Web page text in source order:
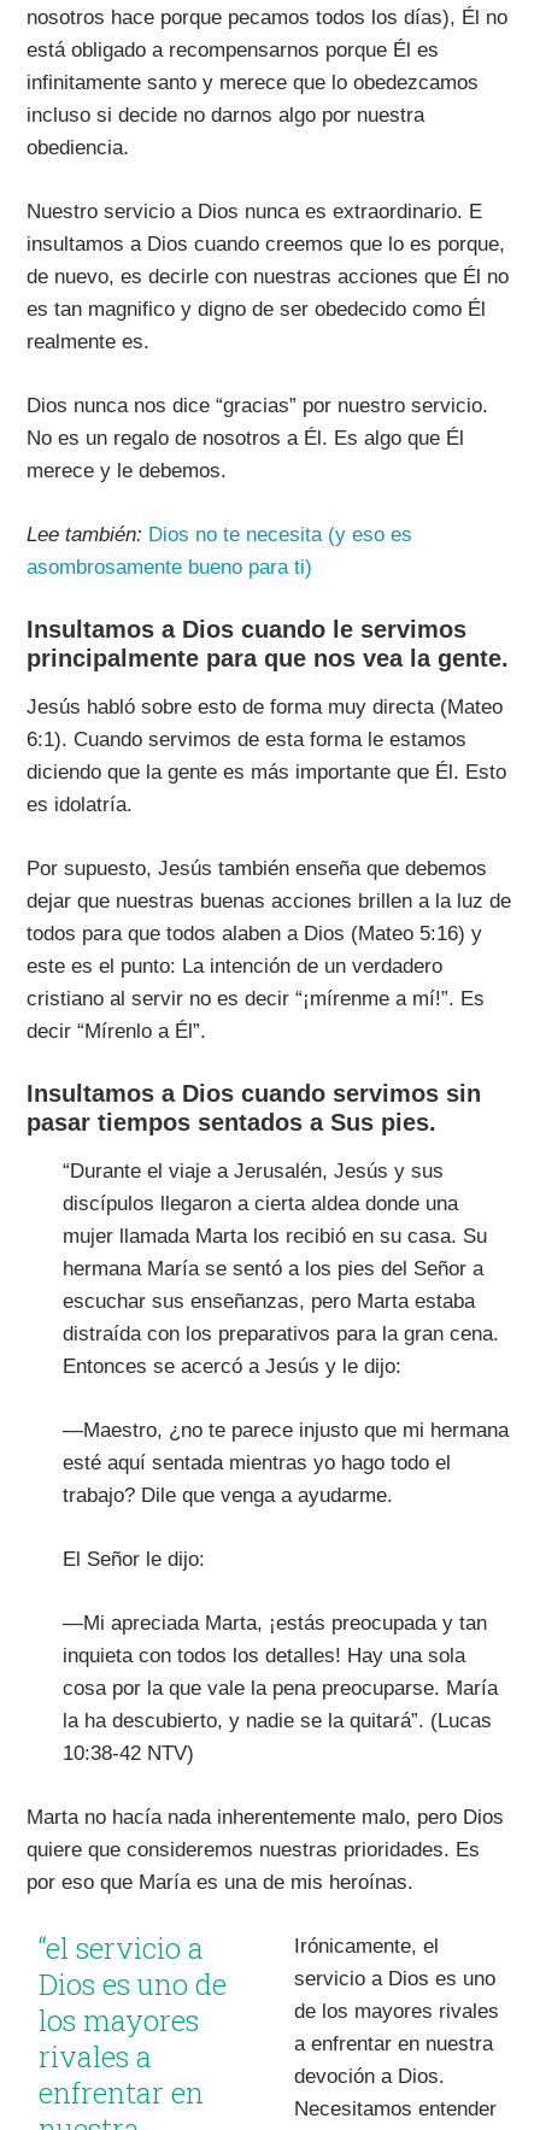
nosotros hace porque pecamos todos los días), Él no
está obligado a recompensarnos porque Él es
infinitamente santo y merece que lo obedezcamos
incluso si decide no darnos algo por nuestra
obediencia.
Nuestro servicio a Dios nunca es extraordinario. E
insultamos a Dios cuando creemos que lo es porque,
de nuevo, es decirle con nuestras acciones que Él no
es tan magnifico y digno de ser obedecido como Él
realmente es.
Dios nunca nos dice “gracias” por nuestro servicio.
No es un regalo de nosotros a Él. Es algo que Él
merece y le debemos.
Lee también: Dios no te necesita (y eso es
asombrosamente bueno para ti)
Insultamos a Dios cuando le servimos
principalmente para que nos vea la gente.
Jesús habló sobre esto de forma muy directa (Mateo
6:1). Cuando servimos de esta forma le estamos
diciendo que la gente es más importante que Él. Esto
es idolatría.
Por supuesto, Jesús también enseña que debemos
dejar que nuestras buenas acciones brillen a la luz de
todos para que todos alaben a Dios (Mateo 5:16) y
este es el punto: La intención de un verdadero
cristiano al servir no es decir “¡mírenme a mí!”. Es
decir “Mírenlo a Él”.
Insultamos a Dios cuando servimos sin
pasar tiempos sentados a Sus pies.
“Durante el viaje a Jerusalén, Jesús y sus
discípulos llegaron a cierta aldea donde una
mujer llamada Marta los recibió en su casa. Su
hermana María se sentó a los pies del Señor a
escuchar sus enseñanzas, pero Marta estaba
distraída con los preparativos para la gran cena.
Entonces se acercó a Jesús y le dijo:
—Maestro, ¿no te parece injusto que mi hermana
esté aquí sentada mientras yo hago todo el
trabajo? Dile que venga a ayudarme.
El Señor le dijo:
—Mi apreciada Marta, ¡estás preocupada y tan
inquieta con todos los detalles! Hay una sola
cosa por la que vale la pena preocuparse. María
la ha descubierto, y nadie se la quitará”. (Lucas
10:38-42 NTV)
Marta no hacía nada inherentemente malo, pero Dios
quiere que consideremos nuestras prioridades. Es
por eso que María es una de mis heroínas.
“el servicio a
Dios es uno de
los mayores
rivales a
enfrentar en
Irónicamente, el
servicio a Dios es uno
de los mayores rivales
a enfrentar en nuestra
devoción a Dios.
Necesitamos entender